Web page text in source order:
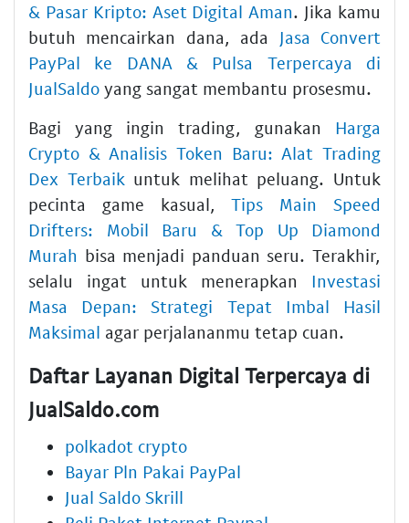
& Pasar Kripto: Aset Digital Aman. Jika kamu
butuh mencairkan dana, ada Jasa Convert
PayPal ke DANA & Pulsa Terpercaya di
JualSaldo yang sangat membantu prosesmu.
Bagi yang ingin trading, gunakan Harga
Crypto & Analisis Token Baru: Alat Trading
Dex Terbaikuntuk melihat peluang. Untuk
pecinta game kasual,Tips Main Speed
Drifters: Mobil Baru & Top Up Diamond
Murah bisa menjadi panduan seru. Terakhir,
selalu ingat untuk menerapkan Investasi
Masa Depan: Strategi Tepat Imbal Hasil
Maksimal agar perjalananmu tetap cuan.
Daftar Layanan Digital Terpercaya di
JualSaldo.com
polkadot crypto
Bayar Pln Pakai PayPal
Jual Saldo Skrill